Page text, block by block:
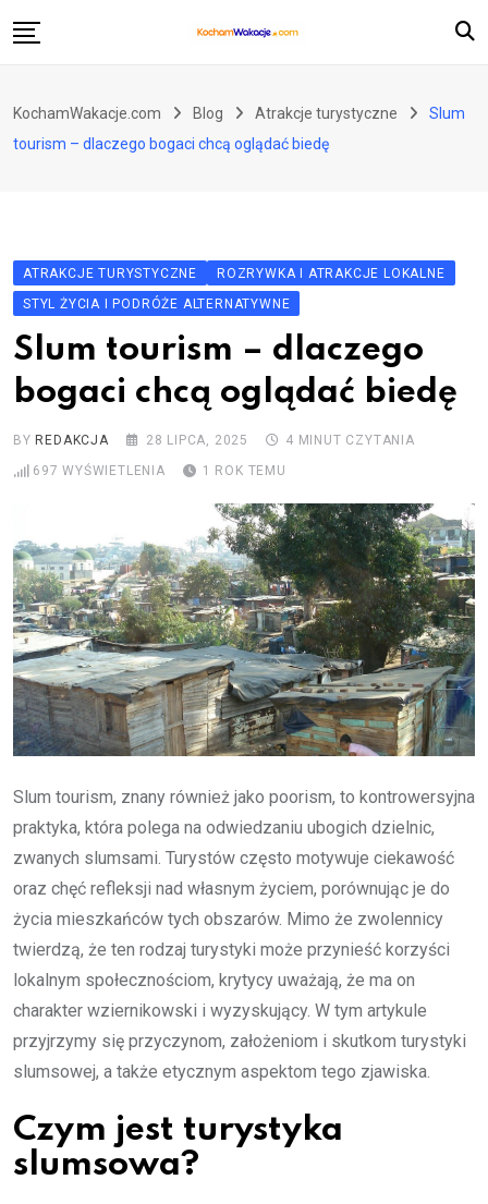
to
Historia i zabytki
KochamWakacje.com Blog Atrakcje turystyczne
Slum
tourism – dlaczego bogaci chcą oglądać biedę
ATRAKCJE TURYSTYCZNE
ROZRYWKA I ATRAKCJE LOKALNE
STYL ŻYCIA I PODRÓŻE ALTERNATYWNE
Slum tourism – dlaczego
bogaci chcą oglądać biedę
BY REDAKCJA 28 LIPCA, 2025
4 MINUT CZYTANIA
697 WYŚWIETLENIA 1 ROK TEMU
Slum tourism, znany również jako poorism, to kontrowersyjna
praktyka, która polega na odwiedzaniu ubogich dzielnic,
zwanych slumsami. Turystów często motywuje ciekawość
oraz chęć refleksji nad własnym życiem, porównując je do
życia mieszkańców tych obszarów. Mimo że zwolennicy
twierdzą, że ten rodzaj turystyki może przynieść korzyści
lokalnym społecznościom, krytycy uważają, że ma on
charakter wziernikowski i wyzyskujący. W tym artykule
przyjrzymy się przyczynom, założeniom i skutkom turystyki
slumsowej, a także etycznym aspektom tego zjawiska.
Czym jest turystyka
slumsowa?